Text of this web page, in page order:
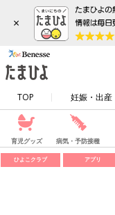
×
TOP 妊娠・出産
育児グッズ 病気・予防接種
ひよこクラブ アプリ